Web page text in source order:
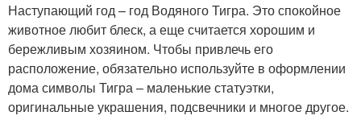
Наступающий год – год Водяного Тигра. Это спокойное
животное любит блеск, а еще считается хорошим и
бережливым хозяином. Чтобы привлечь его
расположение, обязательно используйте в оформлении
дома символы Тигра – маленькие статуэтки,
оригинальные украшения, подсвечники и многое другое.